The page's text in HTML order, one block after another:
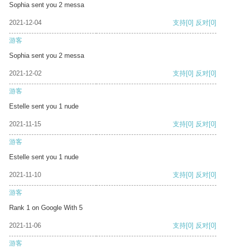
Sophia sent you 2 messa
2021-12-04 支持[0] 反对[0]
游客
Sophia sent you 2 messa
2021-12-02 支持[0] 反对[0]
游客
Estelle sent you 1 nude
2021-11-15 支持[0] 反对[0]
游客
Estelle sent you 1 nude
2021-11-10 支持[0] 反对[0]
游客
Rank 1 on Google With 5
2021-11-06 支持[0] 反对[0]
游客